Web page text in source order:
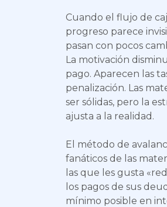
Cuando el flujo de
progreso parece
pasan con pocos
La motivación
pago. Aparecen las
penalización. Las
ser sólidas, pero la
ajusta a la realidad.
El método de
fanáticos de las
las que les gusta
los pagos de sus
mínimo posible en